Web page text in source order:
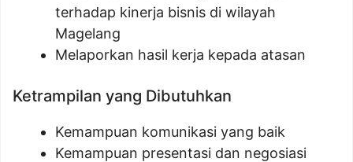
terhadap kinerja bisnis di wilayah
Magelang
Melaporkan hasil kerja kepada atasan
Ketrampilan yang Dibutuhkan
Kemampuan komunikasi yang baik
Kemampuan presentasi dan negosiasi